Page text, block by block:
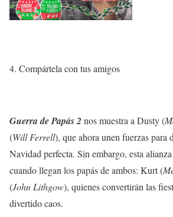
4. Compártela con tus amigos
Guerra de Papás 2 nos muestra a Dusty (
(Will Ferrell), que ahora unen fuerzas para
Navidad perfecta. Sin embargo, esta
cuando llegan los papás de ambos: Kurt (
(John Lithgow), quienes convertirán las
divertido caos.